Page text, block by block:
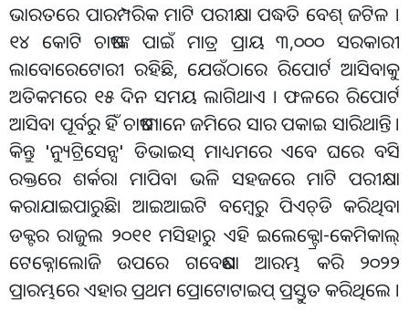
ଭାରତରେ ପାରମ୍ପରିକ ମାଟି ପରୀକ୍ଷା ପଦ୍ଧତି ବେଶ୍ ଜଟିଳ ।
୧୪ କୋଟି ଚାଷୀଙ୍କ ପାଇଁ ମାତ୍ର ପ୍ରାୟ ୩,୦୦୦ ସରକାରୀ
ଲାବୋରେଟୋରୀ ରହିଛି, ଯେଉଁଠାରେ ରିପୋର୍ଟ ଆସିବାକୁ
ଅତିକମରେ ୧୫ ଦିନ ସମୟ ଲାଗିଥାଏ । ଫଳରେ ରିପୋର୍ଟ
ଆସିବା ପୂର୍ବରୁ ହିଁ ଚାଷୀମାନେ ଜମିରେ ସାର ପକାଇ ସାରିଥାନ୍ତି ।
କିନ୍ତୁ 'ନ୍ୟୁଟ୍ରିସେନ୍ସ' ଡିଭାଇସ୍ ମାଧ୍ୟମରେ ଏବେ ଘରେ ବସି
ରକ୍ତରେ ଶର୍କରା ମାପିବା ଭଳି ସହଜରେ ମାଟି ପରୀକ୍ଷା
କରାଯାଇପାରୁଛି। ଆଇଆଇଟି ବମ୍ବେରୁ ପିଏଚ୍ଡି କରିଥିବା
ଡକ୍ଟର ରାଜୁଲ ୨୦୧୧ ମସିହାରୁ ଏହି ଇଲେକ୍ଟ୍ରୋ-କେମିକାଲ୍
ଟେକ୍ନୋଲୋଜି ଉପରେ ଗବେଷଣା ଆରମ୍ଭ କରି ୨୦୨୨
ପ୍ରାରମ୍ଭରେ ଏହାର ପ୍ରଥମ ପ୍ରୋଟୋଟାଇପ୍ ପ୍ରସ୍ତୁତ କରିଥିଲେ ।